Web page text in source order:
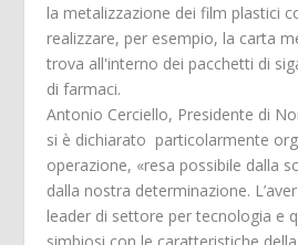
la metalizzazione dei film plastici
realizzare, per esempio, la carta
trova all'interno dei pacchetti di
di farmaci.
Antonio Cerciello, Presidente di
si è dichiarato particolarmente
operazione, «resa possibile dalla
dalla nostra determinazione.
leader di settore per tecnologia e